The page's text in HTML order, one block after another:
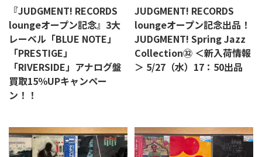
『JUDGMENT! RECORDS
loungeオープン記念』3大
レーベル「BLUE NOTE」
「PRESTIGE」
「RIVERSIDE」アナログ盤
買取15％UPキャンペー
ン！！
JUDGMENT! RECORDS
loungeオープン記念出品！
JUDGMENT! Spring Jazz
Collection㉜ ＜新入荷情報
＞ 5/27（水）17：50出品